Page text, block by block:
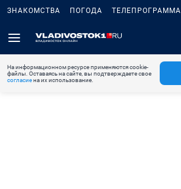
ЗНАКОМСТВА ПОГОДА ТЕЛЕПРОГРАММА
На информационном ресурсе применяются cookie-
файлы. Оставаясь на сайте, вы подтверждаете свое
согласиена их использование.